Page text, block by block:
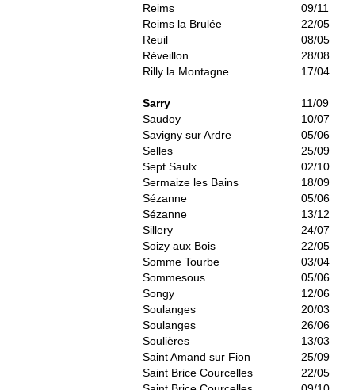
Reims
09/11
Reims la Brulée
22/05
Reuil
08/05
Réveillon
28/08
Rilly la Montagne
17/04
Sarry
11/09
Saudoy
10/07
Savigny sur Ardre
05/06
Selles
25/09
Sept Saulx
02/10
Sermaize les Bains
18/09
Sézanne
05/06
Sézanne
13/12
Sillery
24/07
Soizy aux Bois
22/05
Somme Tourbe
03/04
Sommesous
05/06
Songy
12/06
Soulanges
20/03
Soulanges
26/06
Soulières
13/03
Saint Amand sur Fion
25/09
Saint Brice Courcelles
22/05